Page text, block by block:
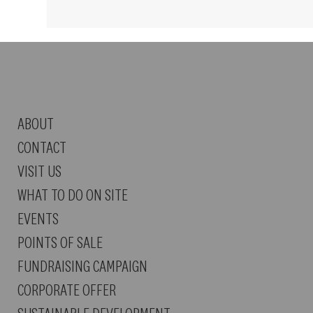
ABOUT
CONTACT
VISIT US
WHAT TO DO ON SITE
EVENTS
POINTS OF SALE
FUNDRAISING CAMPAIGN
CORPORATE OFFER